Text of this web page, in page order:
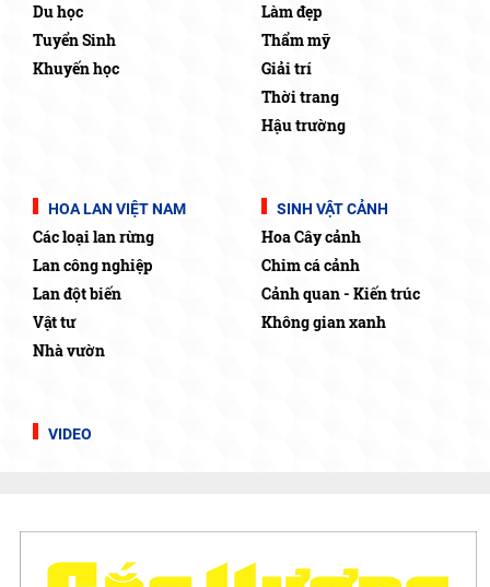
Du học
Tuyển Sinh
Khuyến học
Làm đẹp
Thẩm mỹ
Giải trí
Thời trang
Hậu trường
HOA LAN VIỆT NAM
Các loại lan rừng
Lan công nghiệp
Lan đột biến
Vật tư
Nhà vườn
SINH VẬT CẢNH
Hoa Cây cảnh
Chim cá cảnh
Cảnh quan - Kiến trúc
Không gian xanh
VIDEO